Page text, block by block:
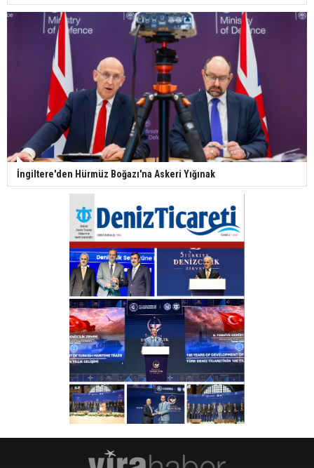
İngiltere'den Hürmüz Boğazı'na Askeri Yığınak